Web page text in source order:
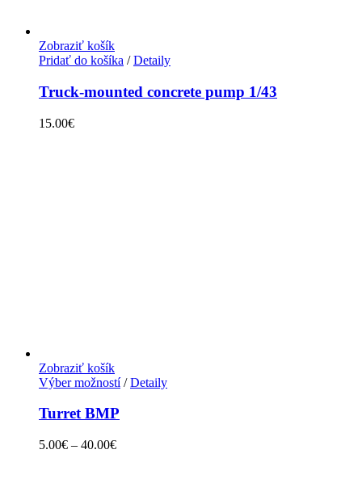
Zobraziť košík
Pridať do košíka / Detaily
Truck-mounted concrete pump 1/43
15.00€
Zobraziť košík
Výber možností/ Detaily
Turret BMP
5.00€ – 40.00€